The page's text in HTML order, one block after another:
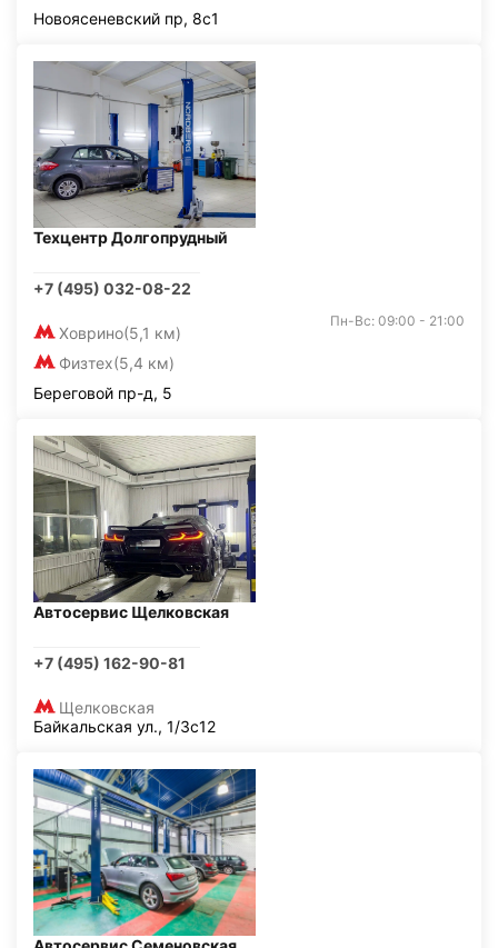
Новоясеневский пр, 8с1
Техцентр Долгопрудный
+7 (495) 032-08-22
Ховрино(5,1 км)
Физтех(5,4 км)
Пн-Вс: 09:00 - 21:00
Береговой пр-д, 5
Автосервис Щелковская
+7 (495) 162-90-81
Щелковская
Байкальская ул., 1/3с12